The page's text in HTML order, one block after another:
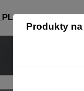
Produkty
strana 217